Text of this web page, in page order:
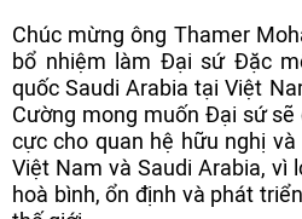
Chúc mừng ông Thamer
bổ nhiệm làm Đại sứ Đặc
quốc Saudi Arabia tại Việt
Cường mong muốn Đại sứ
cực cho quan hệ hữu nghị
Việt Nam và Saudi Arabia, vì
hoà bình, ổn định và phát